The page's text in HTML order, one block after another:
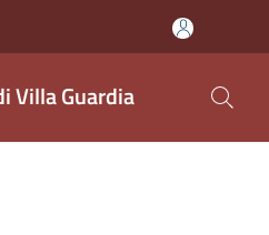
Villa Guardia